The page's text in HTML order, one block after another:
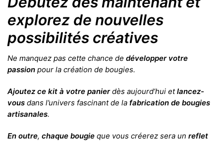
explorez de nouvelles
possibilités créatives
Ne manquez pas cette chance de développer votre
passion pour la création de bougies.
Ajoutez ce kit à votre panierdès aujourd’hui etlancez-
vous dans l’univers fascinant de la fabrication de bougies
artisanales.
En outre, chaque bougie que vous créerez sera un reflet